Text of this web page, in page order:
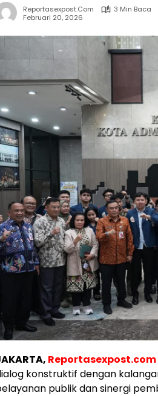
Reportasexpost.com
3 Min Baca
Februari 20, 2026
Reportasexpost.com
konstruktif dengan
publik dan sinergi